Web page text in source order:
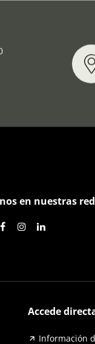
en nuestras
Accede
Información